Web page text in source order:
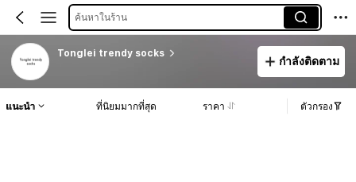
ค้นหาในร้าน
Tonglei trendy socks
กำลังติดตาม
แนะนำ ที่นิยมมากที่สุด ราคา ตัวกรอง